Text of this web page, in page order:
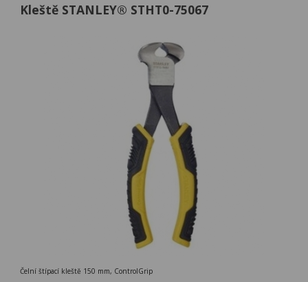
Kleště STANLEY® STHT0-75067
Čelní štípací kleště 150 mm, ControlGrip